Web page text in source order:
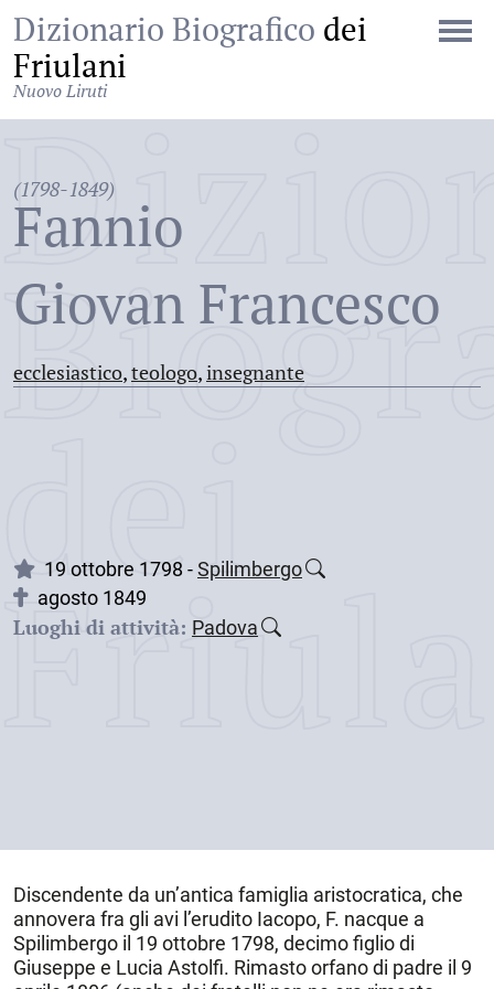
Dizionario Biografico dei
Friulani
Nuovo Liruti
(1798-1849)
Fannio
Giovan Francesco
ecclesiastico,teologo,insegnante
dei
19 ottobre 1798 -Spilimbergo
agosto 1849
Luoghi di attività: Padova
Discendente da un’antica famiglia aristocratica, che
annovera fra gli avi l’erudito Iacopo, F. nacque a
Spilimbergo il 19 ottobre 1798, decimo figlio di
Giuseppe e Lucia Astolfi. Rimasto orfano di padre il 9